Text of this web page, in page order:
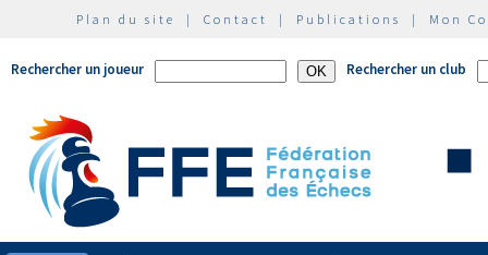
Plan du site | Contact | Publications | Mon
Rechercher un joueur Rechercher un club